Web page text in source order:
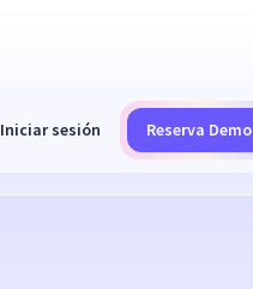
Iniciar sesión Reserva Demo